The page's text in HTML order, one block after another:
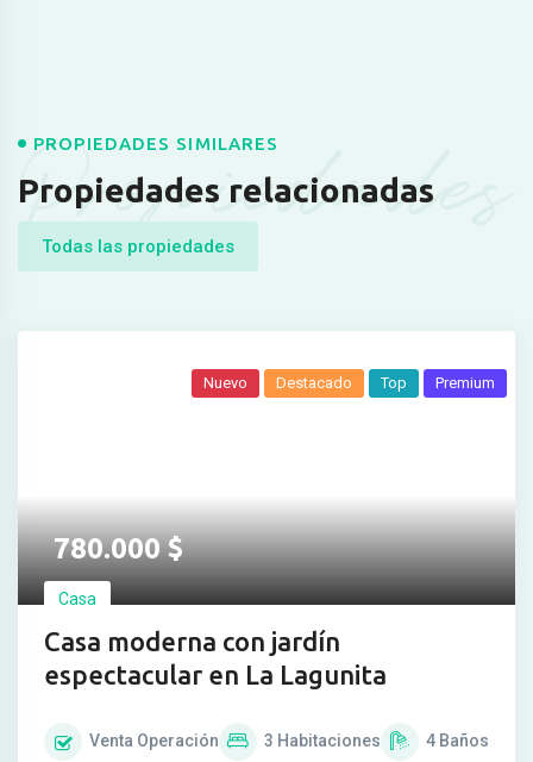
Propiedades
PROPIEDADES SIMILARES
Propiedades relacionadas
Todas las propiedades
780.000$
Casa
Casa moderna con jardín
espectacular en La Lagunita
Nuevo Destacado Top Premium
Venta Operación 3 Habitaciones 4 Baños